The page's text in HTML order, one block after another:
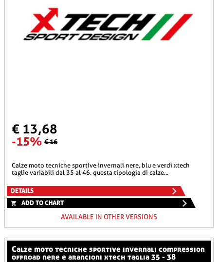
€ 13,68
-15% € 16
calze moto tecniche sportive invernali nere, blu e verdi xtech
taglie variabili dal 35 al 46. questa tipologia di calze...
DETAILS
ADD TO CHART
AVAILABLE IN OTHER VERSIONS
calze moto tecniche sportive invernali compression
offroad nere e arancioni xtech taglia 35 - 38